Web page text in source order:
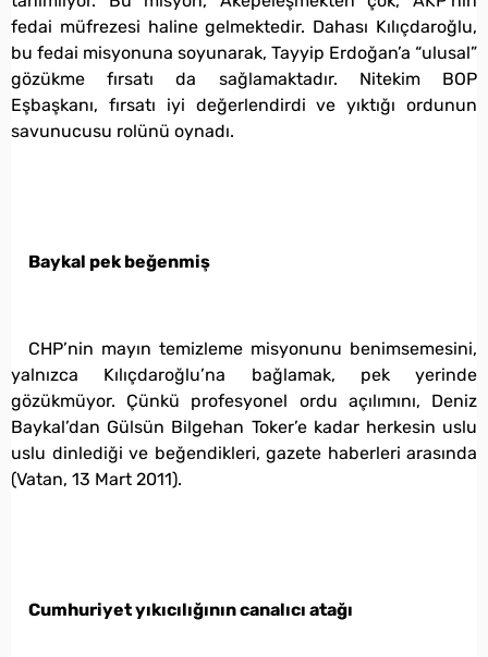
fedai müfrezesi haline gelmektedir. Dahası Kılıçdaroğlu,
bu fedai misyonuna soyunarak, Tayyip Erdoğan’a “ulusal”
gözükme fırsatı da sağlamaktadır. Nitekim BOP
Eşbaşkanı, fırsatı iyi değerlendirdi ve yıktığı ordunun
savunucusu rolünü oynadı.
Baykal pek beğenmiş
CHP’nin mayın temizleme misyonunu benimsemesini,
yalnızca Kılıçdaroğlu’na bağlamak, pek yerinde
gözükmüyor. Çünkü profesyonel ordu açılımını, Deniz
Baykal’dan Gülsün Bilgehan Toker’e kadar herkesin uslu
uslu dinlediği ve beğendikleri, gazete haberleri arasında
(Vatan, 13 Mart 2011).
Cumhuriyet yıkıcılığının canalıcı atağı